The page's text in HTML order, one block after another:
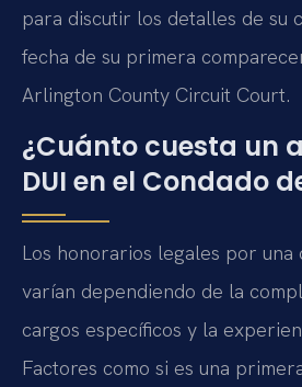
para discutir los detalles de su
fecha de su primera
Arlington County Circuit Court.
¿Cuánto cuesta un
DUI en el Condado
Los honorarios legales por una
varían dependiendo de la
cargos específicos y la
Factores como si es una